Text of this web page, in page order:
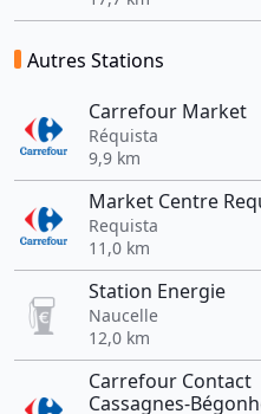
Autres Stations
Carrefour Market
Réquista
9,9 km
Market Centre
Requista
11,0 km
Station Energie
Naucelle
12,0 km
Carrefour Contact
Cassagnes-